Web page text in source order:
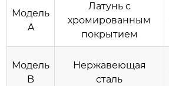
Модель
A
Латунь с
хромированным
покрытием
Модель
B
Нержавеющая
сталь